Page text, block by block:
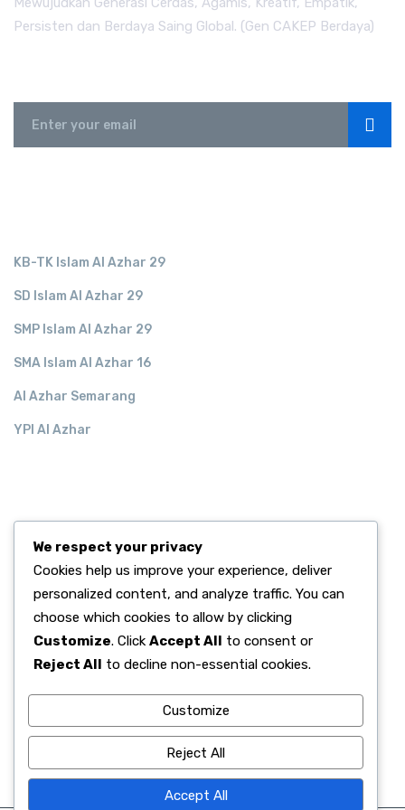
Persisten dan Berdaya Saing Global. (Gen CAKEP Berdaya)
KB-TK Islam Al Azhar 29
SD Islam Al Azhar 29
SMP Islam Al Azhar 29
SMA Islam Al Azhar 16
Al Azhar Semarang
YPI Al Azhar
Alhamdulillah, Kelulusan 100% Murid Kelas 6
June 02, 2026
Semangat Digitalisasi, SD Islam Al Azhar
June 02, 2026
Menanamkan Nilai Luhur Pancasila di Sanubari
We respect your privacy
Cookies help us improve your experience, deliver
personalized content, and analyze traffic. You can
choose which cookies to allow by clicking
Customize. Click Accept All to consent or
Reject All to decline non-essential cookies.
Customize
Reject All
Accept All